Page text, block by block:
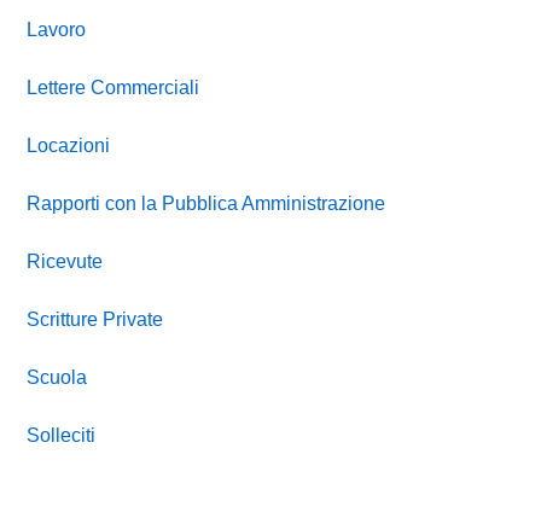
Lavoro
Lettere Commerciali
Locazioni
Rapporti con la Pubblica Amministrazione
Ricevute
Scritture Private
Scuola
Solleciti